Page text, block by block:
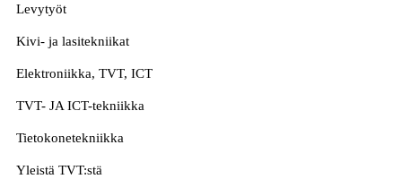
Levytyöt
Kivi- ja lasitekniikat
Elektroniikka, TVT, ICT
TVT- JA ICT-tekniikka
Tietokonetekniikka
Yleistä TVT:stä